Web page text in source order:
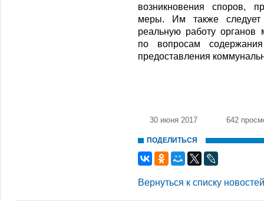
возникновения споров,
меры. Им также следует
реальную работу органов
по вопросам
предоставления
30 июня 2017 642
ПОДЕЛИТЬСЯ
Вернуться к списку новостей